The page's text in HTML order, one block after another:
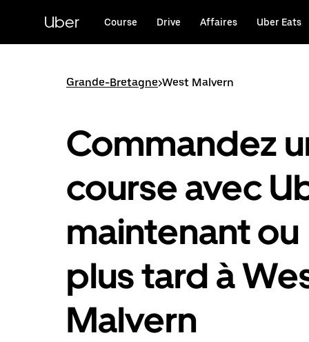
principal
Uber Course Drive Affaires Uber Eats
Grande-Bretagne>West Malvern
Commandez
course avec
maintenant ou
plus tard à
Malvern